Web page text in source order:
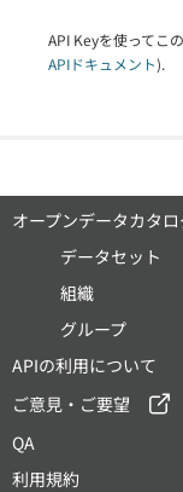
API Keyを使ってこ
APIドキュメント).
オープンデータカタロ
データセット
組織
グループ
APIの利用について
ご意見・ご要望
QA
利用規約